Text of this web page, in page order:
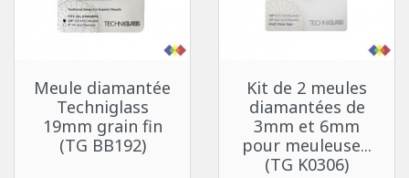
Meule diamantée
Techniglass
19mm grain fin
(TG BB192)
Kit de 2 meules
diamantées de
3mm et 6mm
pour meuleuse...
(TG K0306)